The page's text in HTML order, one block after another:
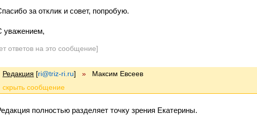
за отклик и совет, попробую.
уважением,
ответов на это сообщение]
Редакция [ri@triz-ri.ru] » Максим Евсеев
полностью разделяет точку зрения Екатерины.